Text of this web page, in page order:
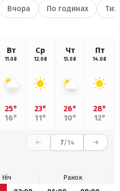
Вчора По годинах
Вт
11.08
25°
16°
Ср
12.08
23°
11°
Чт
13.08
26°
10°
Пт
14.08
28°
12°
7/14
Ніч
Ранок